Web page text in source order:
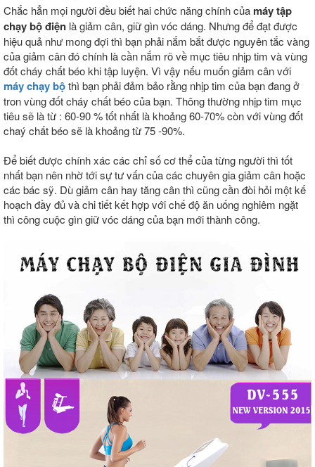
Chắc hẳn mọi người đều biết hai chức năng chính của máy tập
chạy bộ điện là giảm cân, giữ gìn vóc dáng. Nhưng để đạt được
hiệu quả như mong đợi thì bạn phải nắm bắt được nguyên tắc vàng
của giảm cân đó chính là cần nắm rõ về mục tiêu nhịp tim và vùng
đốt cháy chất béo khi tập luyện. Vì vậy nếu muốn giảm cân với
máy chạy bộthì bạn phải đảm bảo rằng nhịp tim của bạn đang ở
tron vùng đốt cháy chất béo của bạn. Thông thường nhịp tim mục
tiêu sẽ là từ : 60-90 % tốt nhất là khoảng 60-70% còn với vùng đốt
chaý chất béo sẽ là khoảng từ 75 -90%.
Để biết được chính xác các chỉ số cơ thể của từng người thì tốt
nhất bạn nên nhờ tới sự tư vấn của các chuyên gia giảm cân hoặc
các bác sỹ. Dù giảm cân hay tăng cân thì cũng cần đòi hỏi một kế
hoạch đầy đủ và chi tiết kết hợp với chế độ ăn uống nghiêm ngặt
thì công cuộc gìn giữ vóc dáng của bạn mới thành công.